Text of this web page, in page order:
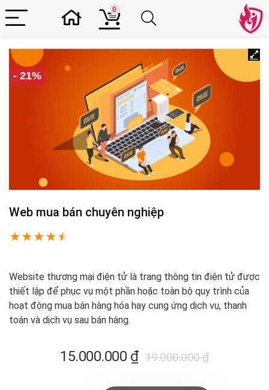
0
- 21%
Web mua bán chuyên nghiệp
★★★★★
Website thương mại điện tử là trang thông tin điện tử được
thiết lập để phục vụ một phần hoặc toàn bộ quy trình của
hoạt động mua bán hàng hóa hay cung ứng dịch vụ, thanh
toán và dịch vụ sau bán hàng.
19.000.000₫
Giá
15.000.000 ₫
Giá